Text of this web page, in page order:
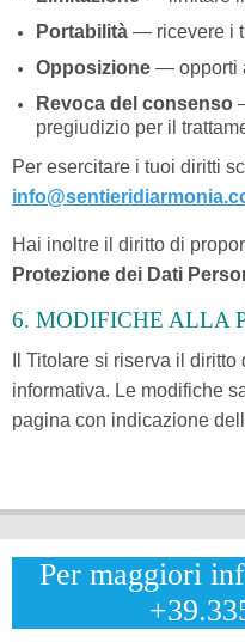
Portabilità — ricevere i
Opposizione — opporti
Revoca del consenso
pregiudizio per il
Per esercitare i tuoi diritti
Hai inoltre il diritto di
Protezione dei Dati
6. MODIFICHE ALLA
Il Titolare si riserva il
informativa. Le modifiche
pagina con indicazione
Per maggiori